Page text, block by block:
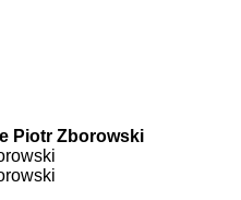
Piotr Zborowski